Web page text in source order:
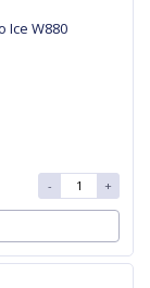
Ice W880
- +